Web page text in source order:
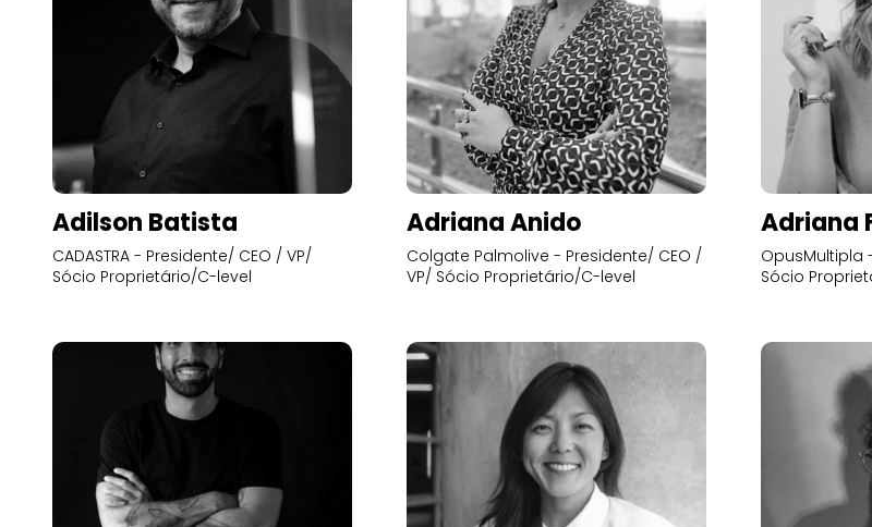
Adilson Batista
CADASTRA - Presidente/ CEO / VP/
Sócio Proprietário/C-level
Adriana Anido
Colgate Palmolive - Presidente/ CEO /
VP/ Sócio Proprietário/C-level
Adriana
OpusMultipla
Sócio